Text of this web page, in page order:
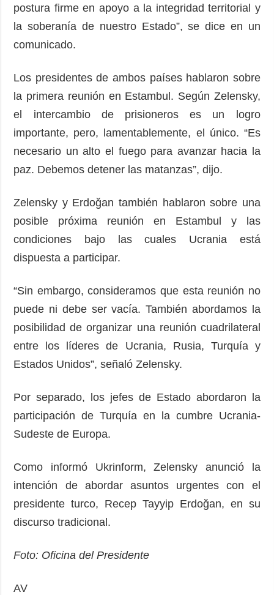
postura firme en apoyo a la integridad territorial y
la soberanía de nuestro Estado”, se dice en un
comunicado.
Los presidentes de ambos países hablaron sobre
la primera reunión en Estambul. Según Zelensky,
el intercambio de prisioneros es un logro
importante, pero, lamentablemente, el único. “Es
necesario un alto el fuego para avanzar hacia la
paz. Debemos detener las matanzas”, dijo.
Zelensky y Erdoğan también hablaron sobre una
posible próxima reunión en Estambul y las
condiciones bajo las cuales Ucrania está
dispuesta a participar.
“Sin embargo, consideramos que esta reunión no
puede ni debe ser vacía. También abordamos la
posibilidad de organizar una reunión cuadrilateral
entre los líderes de Ucrania, Rusia, Turquía y
Estados Unidos”, señaló Zelensky.
Por separado, los jefes de Estado abordaron la
participación de Turquía en la cumbre Ucrania-
Sudeste de Europa.
Como informó Ukrinform, Zelensky anunció la
intención de abordar asuntos urgentes con el
presidente turco, Recep Tayyip Erdoğan, en su
discurso tradicional.
Foto: Oficina del Presidente
AV